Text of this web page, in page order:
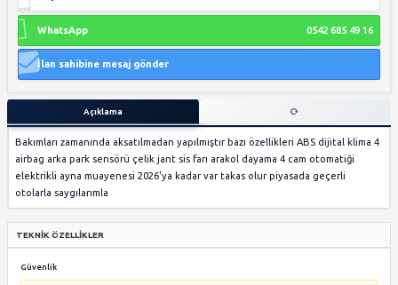
Renk
Durum
Garanti
Hayır
Kimden
Sahibinden
Evet
İl Ankara
İlçe Keçiören
Mahalle Kuşcağız Mah.
İlan ile ilgili şikayetim var
Üyelik tarihi: 16 Mart 2025